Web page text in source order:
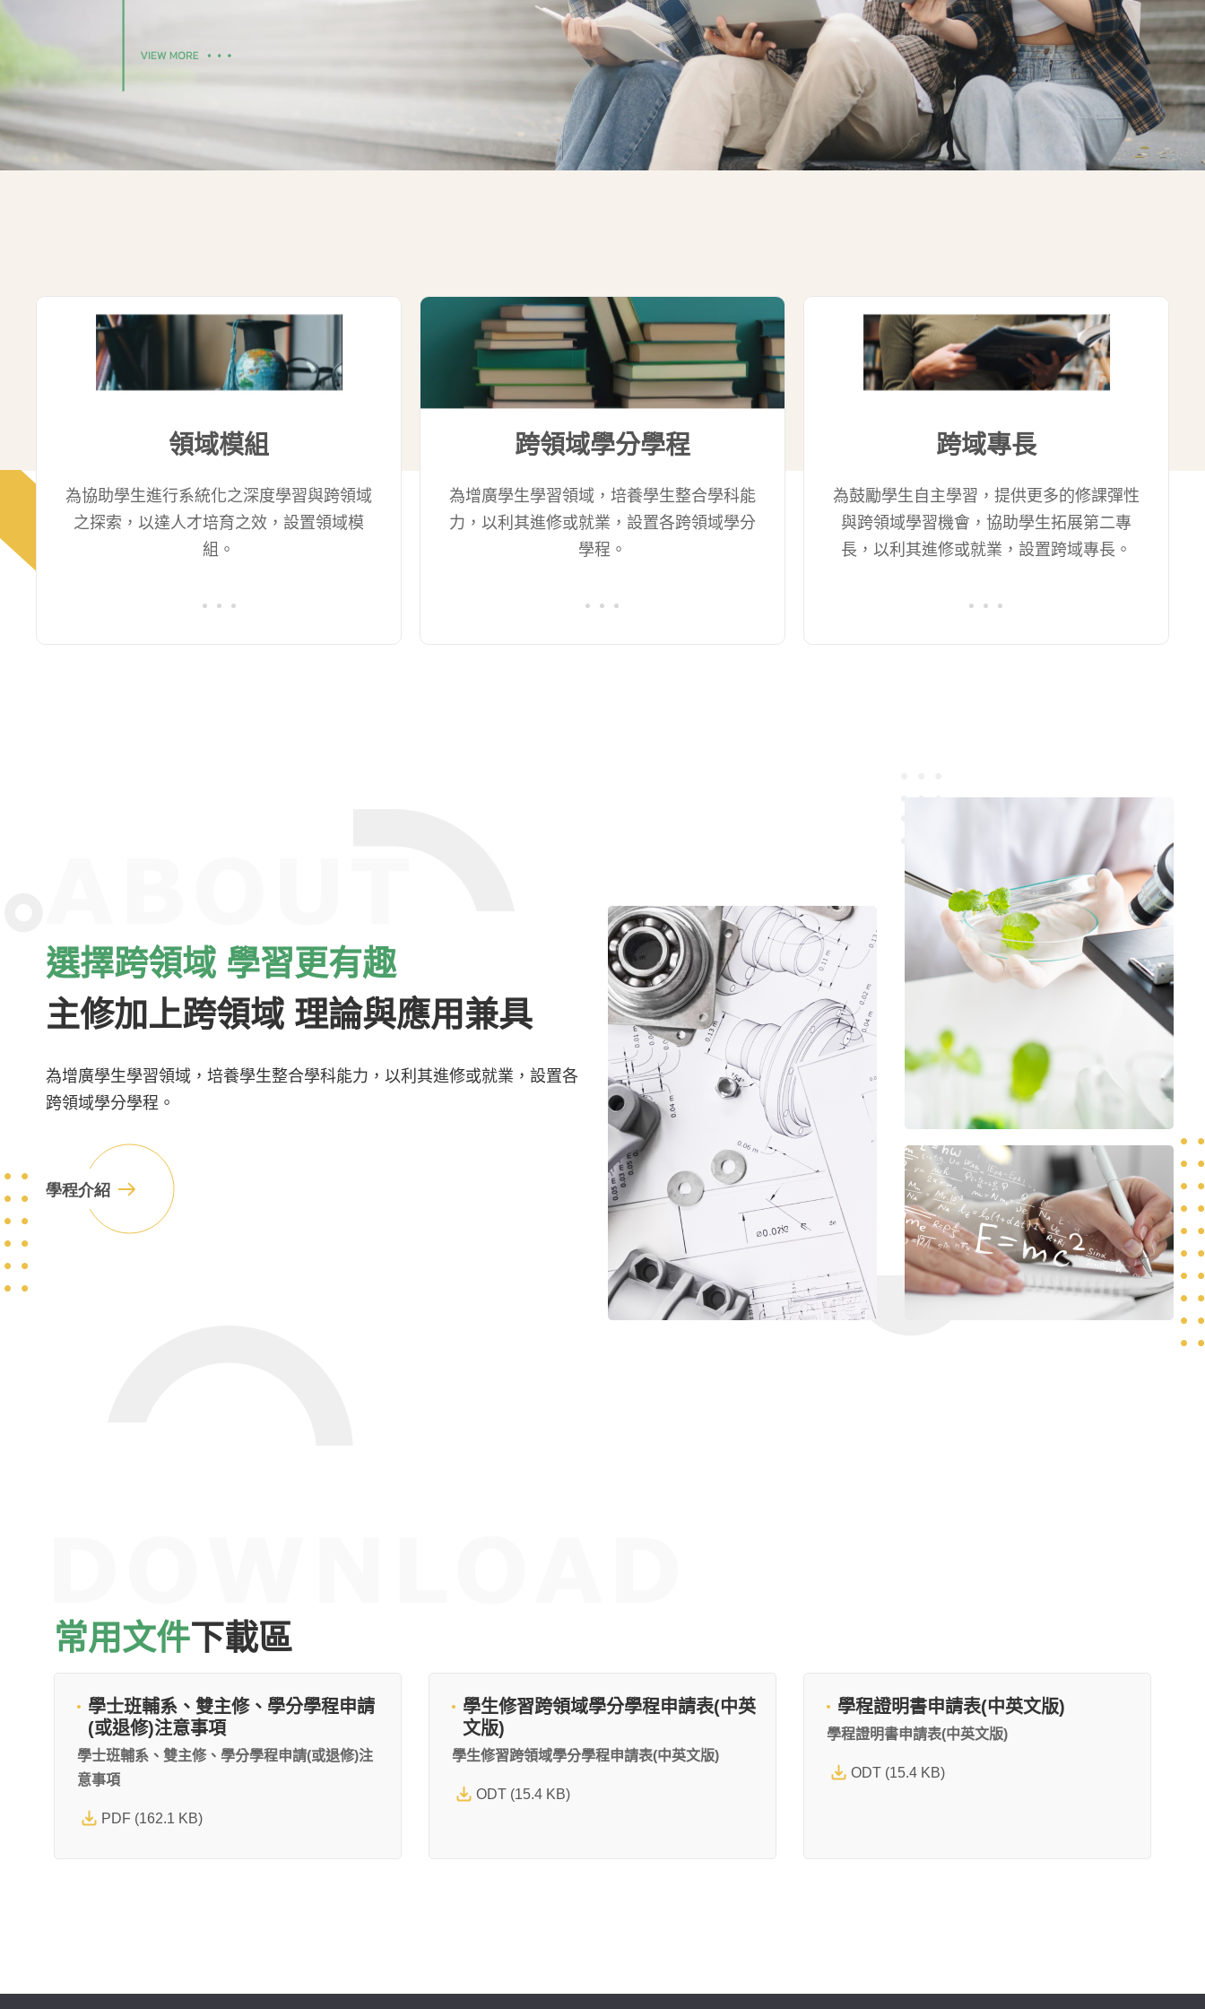
領域模組
為協助學生進行系統化之深度學習與跨領域
之探索，以達人才培育之效，設置領域模
組。
跨領域學分學程
為增廣學生學習領域，培養學生整合學科能
力，以利其進修或就業，設置各跨領域學分
學程。
跨域專長
為鼓勵學生自主學習，提供更多的修課彈性
與跨領域學習機會，協助學生拓展第二專
長，以利其進修或就業，設置跨域專長。
選擇跨領域 學習更有趣
主修加上跨領域 理論與應用兼具
為增廣學生學習領域，培養學生整合學科能力，以利其進修或就業，設置各
跨領域學分學程。
常用文件下載區
學士班輔系、雙主修、學分學程申請
(或退修)注意事項
學士班輔系、雙主修、學分學程申請(或退修)注
意事項
PDF (162.1 KB)
學生修習跨領域學分學程申請表(中英
文版)
學生修習跨領域學分學程申請表(中英文版)
ODT (15.4 KB)
學程證明書申請表(中英文版)
學程證明書申請表(中英文版)
ODT (15.4 KB)